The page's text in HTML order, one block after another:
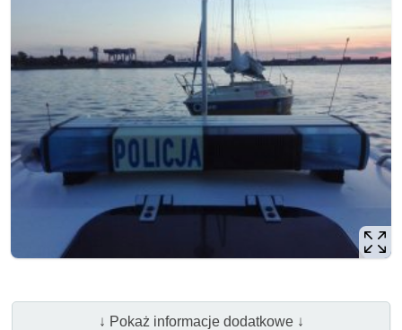
↓ Pokaż informacje dodatkowe ↓